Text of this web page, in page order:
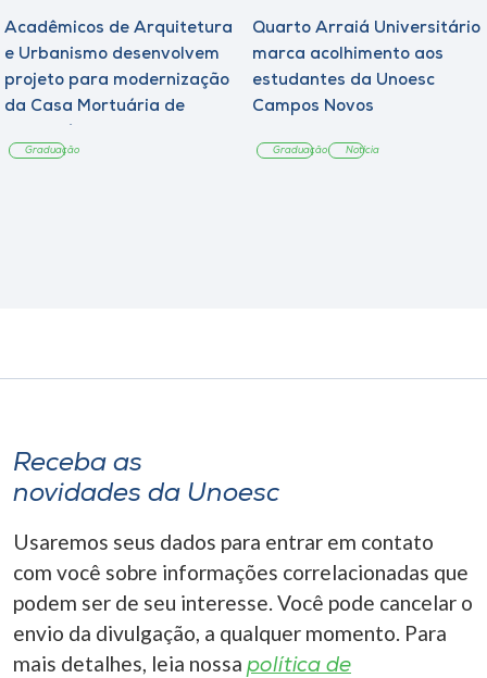
Acadêmicos de Arquitetura
e Urbanismo desenvolvem
projeto para modernização
da Casa Mortuária de
Graduação
Quarto Arraiá Universitário
marca acolhimento aos
estudantes da Unoesc
Campos Novos
Graduação Notícia
Receba as
novidades da Unoesc
Usaremos seus dados para entrar em contato
com você sobre informações correlacionadas que
podem ser de seu interesse. Você pode cancelar o
envio da divulgação, a qualquer momento. Para
mais detalhes, leia nossa política de